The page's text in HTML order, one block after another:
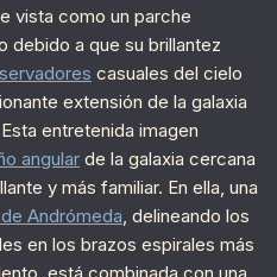
vista como un parche
debido a que su brillantez
casuales del cielo
extensión de la galaxia
entretenida imagen
angular de la galaxia cercana
y más familiar. En ella, una
Andrómeda, delineando los
en los brazos espirales más